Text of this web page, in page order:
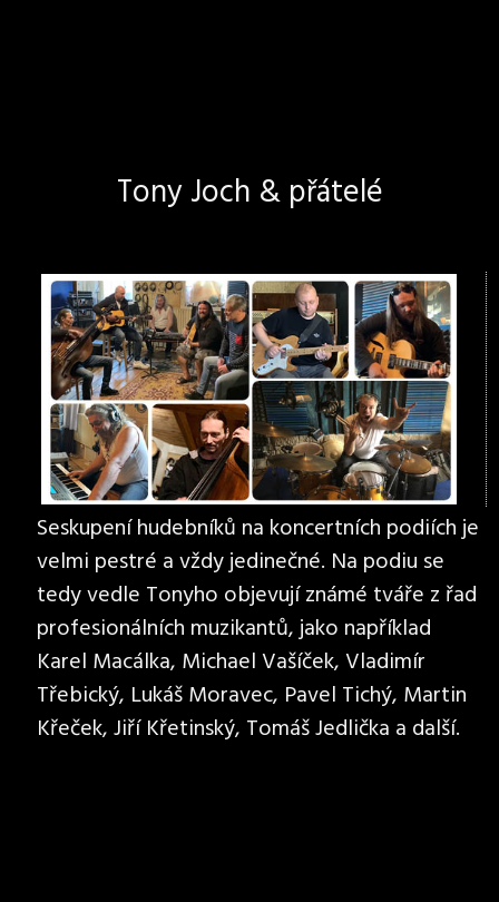
Tony Joch & přátelé
Seskupení hudebníků na koncertních podiích je
velmi pestré a vždy jedinečné. Na podiu se
tedy vedle Tonyho objevují známé tváře z řad
profesionálních muzikantů, jako například
Karel Macálka, Michael Vašíček, Vladimír
Třebický, Lukáš Moravec, Pavel Tichý, Martin
Křeček, Jiří Křetinský, Tomáš Jedlička a další.